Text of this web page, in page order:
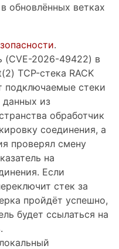
обновлённых ветках
.
(CVE-2026-49422) в
TCP-стека RACK
подключаемые стеки
из
обработчик
соединения, а
проверял смену
на
Если
стек за
пройдёт успешно,
будет ссылаться на